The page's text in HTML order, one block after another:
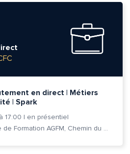
en direct | Métiers
| Spark
à 17:00 | en présentiel
Centre de Formation AGFM, Chemin du Champ-des-Filles 6A 1er étage, 1228 Plan-les-Ouates